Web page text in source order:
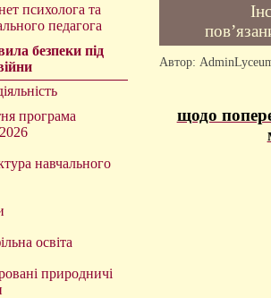
психолога та
педагога
безпеки під
програма
навчального
освіта
природничі
Автор:
щодо